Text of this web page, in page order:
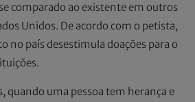
comparado ao existente em outros
Unidos. De acordo com o petista,
no país desestimula doações para o
quando uma pessoa tem herança e